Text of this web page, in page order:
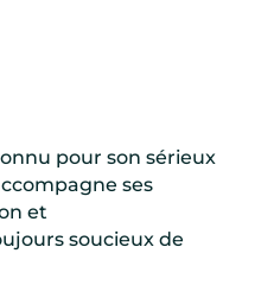
pour son sérieux
ses
et
soucieux de